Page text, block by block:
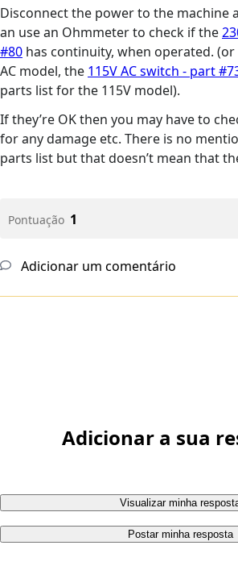
Disconnect the power to the machine
an use an Ohmmeter to check if the
#80 has continuity, when operated. (or
AC model, the 115V AC switch - part
parts list for the 115V model).
If they’re OK then you may have to
for any damage etc. There is no
parts list but that doesn’t mean that
Pontuação 1
Adicionar um comentário
Adicionar a sua
Visualizar minha
Postar minha resposta